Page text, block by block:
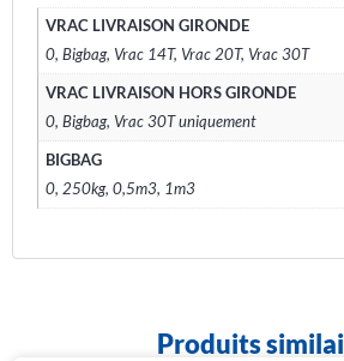
VRAC LIVRAISON GIRONDE
0, Bigbag, Vrac 14T, Vrac 20T, Vrac 30T
VRAC LIVRAISON HORS GIRONDE
0, Bigbag, Vrac 30T uniquement
BIGBAG
0, 250kg, 0,5m3, 1m3
Produits